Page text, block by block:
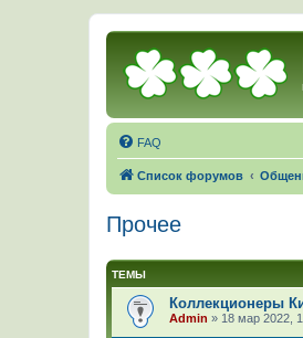
FAQ
Список форумов
Прочее
ТЕМЫ
Коллекционеры
Admin » 18 мар 2022,